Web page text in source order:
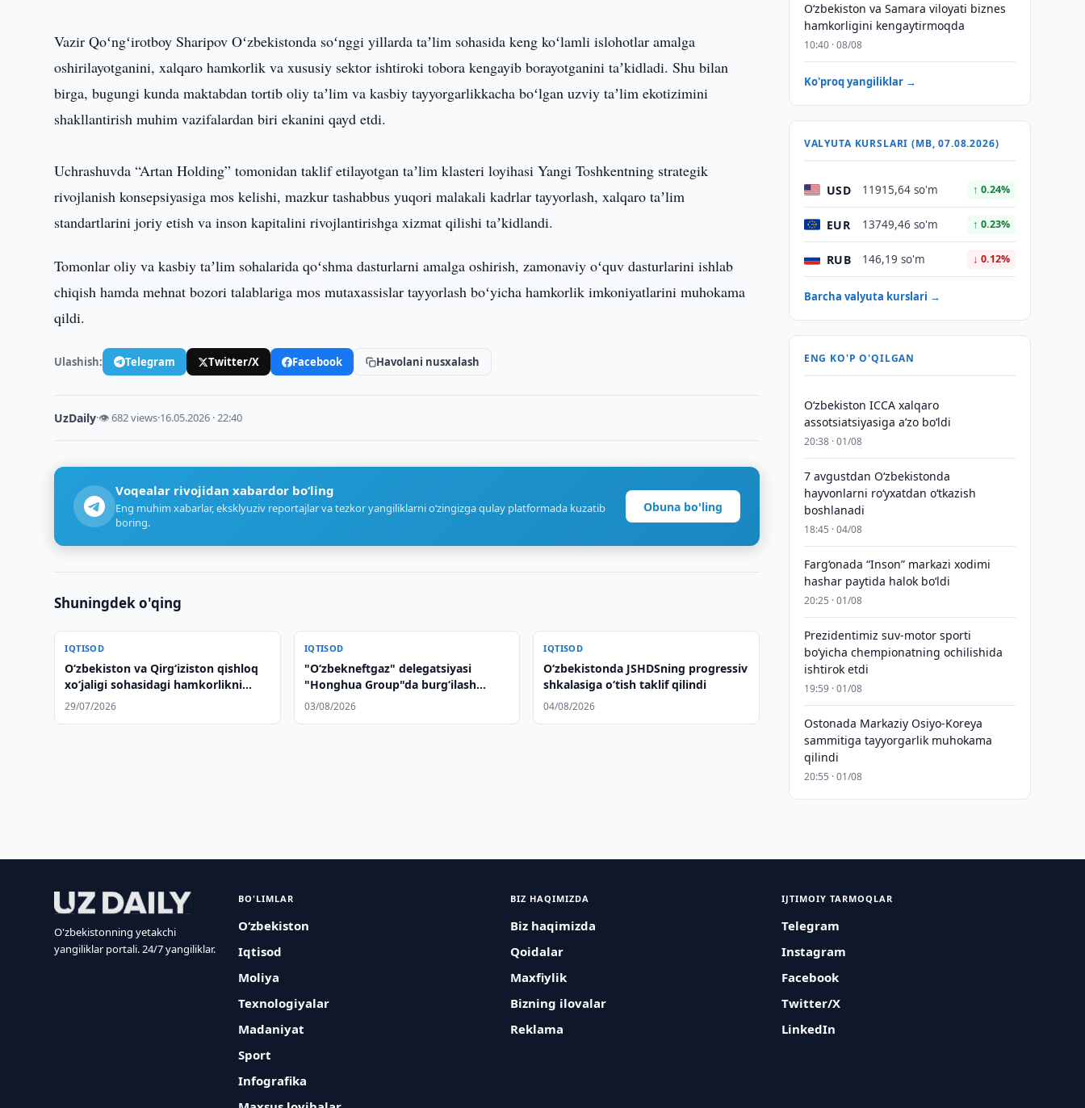
Vazir Qoʻngʻirotboy Sharipov Oʻzbekistonda soʻnggi yillarda taʼlim sohasida keng koʻlamli islohotlar amalga
oshirilayotganini, xalqaro hamkorlik va xususiy sektor ishtiroki tobora kengayib borayotganini taʼkidladi. Shu bilan
birga, bugungi kunda maktabdan tortib oliy taʼlim va kasbiy tayyorgarlikkacha boʻlgan uzviy taʼlim ekotizimini
shakllantirish muhim vazifalardan biri ekanini qayd etdi.
Uchrashuvda “Artan Holding” tomonidan taklif etilayotgan taʼlim klasteri loyihasi Yangi Toshkentning strategik
rivojlanish konsepsiyasiga mos kelishi, mazkur tashabbus yuqori malakali kadrlar tayyorlash, xalqaro taʼlim
standartlarini joriy etish va inson kapitalini rivojlantirishga xizmat qilishi taʼkidlandi.
Tomonlar oliy va kasbiy taʼlim sohalarida qoʻshma dasturlarni amalga oshirish, zamonaviy oʻquv dasturlarini ishlab
chiqish hamda mehnat bozori talablariga mos mutaxassislar tayyorlash boʻyicha hamkorlik imkoniyatlarini muhokama
qildi.
Ulashish: Telegram Twitter/X Facebook Havolani nusxalash
UzDaily·👁 682 views·16.05.2026 · 22:40
Voqealar rivojidan xabardor bo‘ling
Eng muhim xabarlar, eksklyuziv reportajlar va tezkor yangiliklarni o‘zingizga qulay platformada kuzatib
boring.
Obuna bo'ling
Shuningdek o'qing
IQTISOD
Oʻzbekiston va Qirgʻiziston qishloq
xoʻjaligi sohasidagi hamkorlikni
kengaytirmoqda
29/07/2026
IQTISOD
"O‘zbekneftgaz" delegatsiyasi
"Honghua Group"da burg‘ilash
dastgohlari tayyorlanish jarayonini
03/08/2026
IQTISOD
O‘zbekistonda JSHDSning progressiv
shkalasiga o‘tish taklif qilindi
04/08/2026
Oʻzbekiston va Samara viloyati biznes
hamkorligini kengaytirmoqda
10:40 · 08/08
Ko'proq yangiliklar →
VALYUTA KURSLARI (MB, 07.08.2026)
USD 11915,64 so'm ↑ 0.24%
EUR 13749,46 so'm ↑ 0.23%
RUB 146,19 so'm ↓ 0.12%
Barcha valyuta kurslari →
ENG KO'P O'QILGAN
O‘zbekiston ICCA xalqaro
assotsiatsiyasiga aʼzo bo‘ldi
20:38 · 01/08
7 avgustdan O‘zbekistonda
hayvonlarni ro‘yxatdan o‘tkazish
boshlanadi
18:45 · 04/08
Farg‘onada “Inson” markazi xodimi
hashar paytida halok bo‘ldi
20:25 · 01/08
Prezidentimiz suv-motor sporti
bo‘yicha chempionatning ochilishida
ishtirok etdi
19:59 · 01/08
Ostonada Markaziy Osiyo-Koreya
sammitiga tayyorgarlik muhokama
qilindi
20:55 · 01/08
O'zbekistonning yetakchi
yangiliklar portali. 24/7 yangiliklar.
BO'LIMLAR
O‘zbekiston
Iqtisod
Moliya
Texnologiyalar
Madaniyat
Sport
Infografika
BIZ HAQIMIZDA
Biz haqimizda
Qoidalar
Maxfiylik
Bizning ilovalar
Reklama
IJTIMOIY TARMOQLAR
Telegram
Instagram
Facebook
Twitter/X
LinkedIn